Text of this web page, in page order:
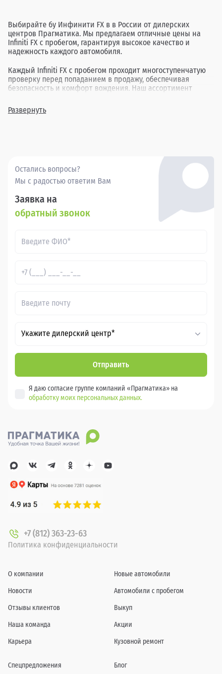
Выбирайте бу Инфинити FX в в России от дилерских
центров Прагматика. Мы предлагаем отличные цены на
Infiniti FX с пробегом, гарантируя высокое качество и
надежность каждого автомобиля.
Каждый Infiniti FX с пробегом проходит многоступенчатую
проверку перед попаданием в продажу, обеспечивая
безопасность и комфорт вождения. Наш ассортимент
позволяя найти идеальный вариант для каждого клиента.
Развернуть
Остались вопросы?
Мы с радостью ответим Вам
Заявка на
обратный звонок
Укажите дилерский центр*
Отправить
Я даю согласие группе компаний «Прагматика» на
обработку моих персональных данных.
+7 (812) 363-23-63
Политика конфиденциальности
О компании
Новости
Отзывы клиентов
Наша команда
Карьера
Новые автомобили
Автомобили с пробегом
Выкуп
Акции
Кузовной ремонт
Спецпредложения Блог